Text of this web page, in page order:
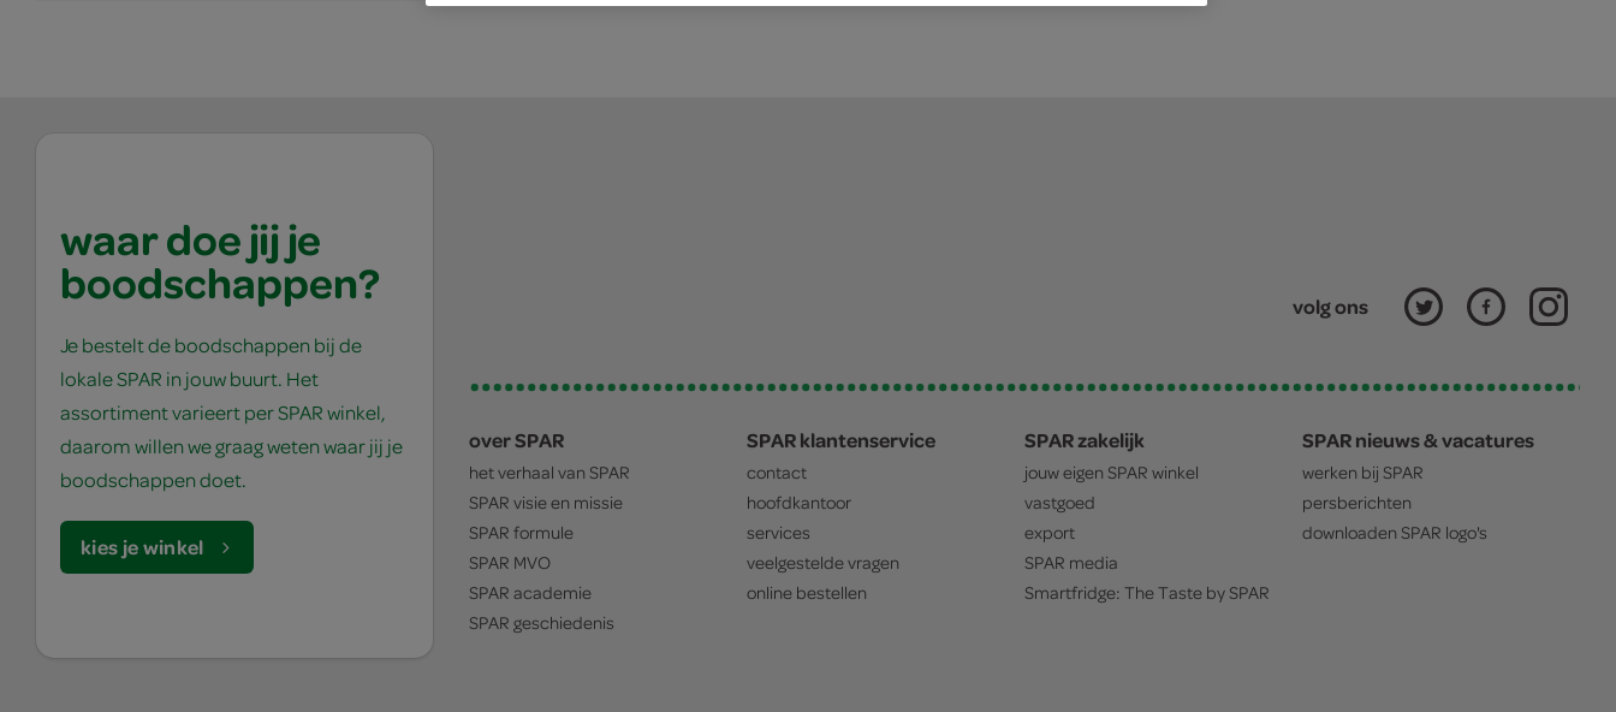
waar doe jij je
boodschappen?
Je bestelt de boodschappen bij de
lokale SPAR in jouw buurt. Het
assortiment varieert per SPAR winkel,
daarom willen we graag weten waar jij je
boodschappen doet.
kies je winkel
volg ons
over SPAR
het verhaal van SPAR
SPAR visie en missie
SPAR formule
SPAR MVO
SPAR academie
SPAR geschiedenis
SPAR klantenservice
contact
hoofdkantoor
services
veelgestelde vragen
online bestellen
SPAR zakelijk
jouw eigen SPAR winkel
vastgoed
export
SPAR media
Smartfridge: The Taste bySPAR
SPAR nieuws & vacatures
werken bij SPAR
persberichten
downloaden SPAR logo's